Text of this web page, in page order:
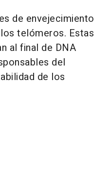
de envejecimiento
telómeros. Estas
al final de DNA
del
de los